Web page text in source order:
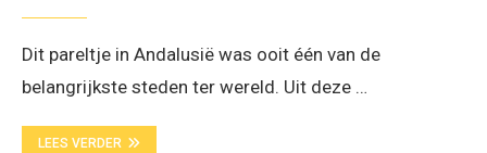
Dit pareltje in Andalusië was ooit één van de
belangrijkste steden ter wereld. Uit deze …
LEES VERDER